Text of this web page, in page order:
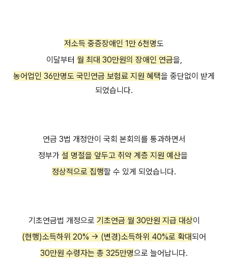
저소득 중증장애인 1만 6천명도
이달부터 월 최대 30만원의 장애인 연금을,
농어업인 36만명도 국민연금 보험료 지원 혜택을 중단없이 받게
되었습니다.
연금 3법 개정안이 국회 본회의를 통과하면서
정부가 설 명절을 앞두고 취약 계층 지원 예산을
정상적으로 집행할 수 있게 되었습니다.
기초연금법 개정으로 기초연금 월 30만원 지급 대상이
(현행)소득하위 20% → (변경)소득하위 40%로 확대되어
30만원 수령자는 총 325만명으로 늘어납니다.